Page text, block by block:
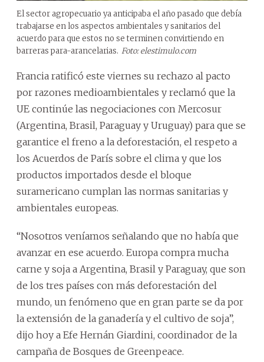
El sector agropecuario ya anticipaba el año pasado que debía
trabajarse en los aspectos ambientales y sanitarios del
acuerdo para que estos no se terminen convirtiendo en
barreras para-arancelarias. Foto: elestimulo.com
Francia ratificó este viernes su rechazo al pacto
por razones medioambientales y reclamó que la
UE continúe las negociaciones con Mercosur
(Argentina, Brasil, Paraguay y Uruguay) para que se
garantice el freno a la deforestación, el respeto a
los Acuerdos de París sobre el clima y que los
productos importados desde el bloque
suramericano cumplan las normas sanitarias y
ambientales europeas.
“Nosotros veníamos señalando que no había que
avanzar en ese acuerdo. Europa compra mucha
carne y soja a Argentina, Brasil y Paraguay, que son
de los tres países con más deforestación del
mundo, un fenómeno que en gran parte se da por
la extensión de la ganadería y el cultivo de soja”,
dijo hoy a Efe Hernán Giardini, coordinador de la
campaña de Bosques de Greenpeace.